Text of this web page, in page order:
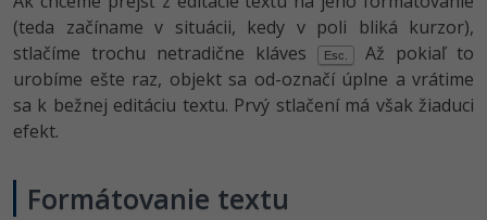
(teda začíname v situácii, kedy v poli bliká kurzor),
stlačíme trochu netradične kláves
Esc.
Až pokiaľ to
urobíme ešte raz, objekt sa od-označí úplne a vrátime
sa k bežnej editáciu textu. Prvý stlačení má však žiaduci
efekt.
Formátovanie textu